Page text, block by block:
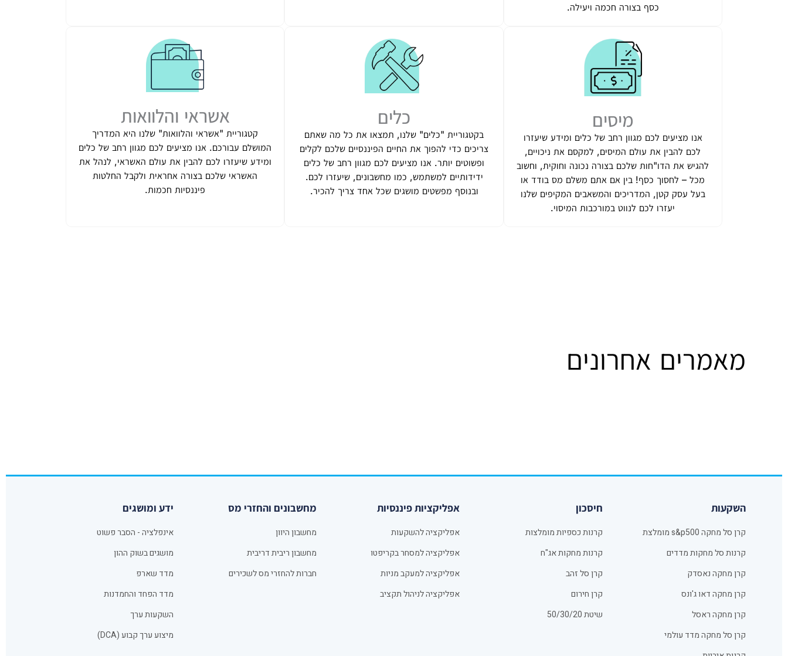
כסף בצורה חכמה ויעילה.
מיסים
אנו מציעים לכם מגוון רחב של כלים ומידע שיעזרו
לכם להבין את עולם המיסים, למקסם את ניכויים,
להגיש את הדו"חות שלכם בצורה נכונה וחוקית, וחשוב
מכל – לחסוך כסף! בין אם אתם משלם מס בודד או
בעל עסק קטן, המדריכים והמשאבים המקיפים שלנו
יעזרו לכם לנווט במורכבות המיסוי.
כלים
בקטגוריית "כלים" שלנו, תמצאו את כל מה שאתם
צריכים כדי להפוך את החיים הפיננסיים שלכם לקלים
ופשוטים יותר. אנו מציעים לכם מגוון רחב של כלים
ידידותיים למשתמש, כמו מחשבונים, שיעזרו לכם.
ובנוסף מפשטים מושגים שכל אחד צריך להכיר.
אשראי והלוואות
קטגוריית "אשראי והלוואות" שלנו היא המדריך
המושלם עבורכם. אנו מציעים לכם מגוון רחב של כלים
ומידע שיעזרו לכם להבין את עולם האשראי, לנהל את
האשראי שלכם בצורה אחראית ולקבל החלטות
פיננסיות חכמות.
מאמרים אחרונים
השקעות
קרן סל מחקה s&p500 מומלצת
קרנות סל מחקות מדדים
קרן מחקה נאסדק
קרן מחקה דאו ג'ונס
קרן מחקה ראסל
קרן סל מחקה מדד עולמי
חיסכון
קרנות כספיות מומלצות
קרנות מחקות אג"ח
קרן סל זהב
קרן חירום
שיטת 50/30/20
אפליקציות פיננסיות
אפליקציה להשקעות
אפליקציה למסחר בקריפטו
אפליקציה למעקב מניות
אפליקציה לניהול תקציב
מחשבונים והחזרי מס
מחשבון היוון
מחשבון ריבית דריבית
חברות להחזרי מס לשכירים
ידע ומושגים
אינפלציה - הסבר פשוט
מושגים בשוק ההון
מדד שארפ
מדד הפחד והחמדנות
השקעות ערך
מיצוע ערך קבוע (DCA)